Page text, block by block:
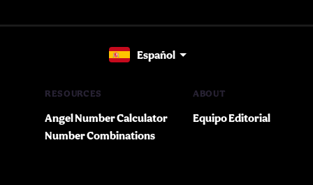
Español
RESOURCES
Angel Number Calculator
Number Combinations
ABOUT
Equipo Editorial